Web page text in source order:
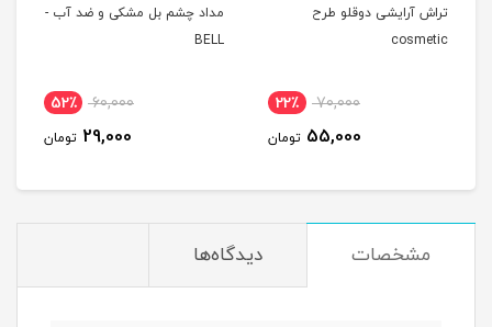
تراش آرایشی دوقلو طرح
cosmetic
70,000 22٪
55,000 تومان
مداد چشم بل مشکی و ضد آب -
BELL
60,000 52٪
29,000 تومان
مشخصات دیدگاه‌ها